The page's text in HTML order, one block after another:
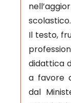
scolastico.
Il testo,
didattica
a favore
dal